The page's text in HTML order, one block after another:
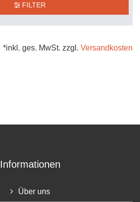
FILTER
*inkl. ges. MwSt. zzgl. Versandkosten
Informationen
Über uns